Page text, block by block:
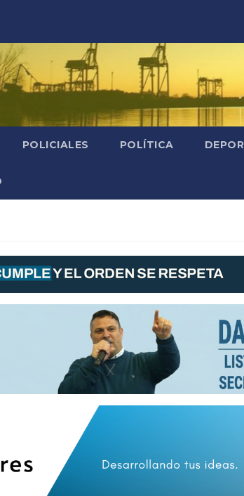
POLICIALES POLÍTICA